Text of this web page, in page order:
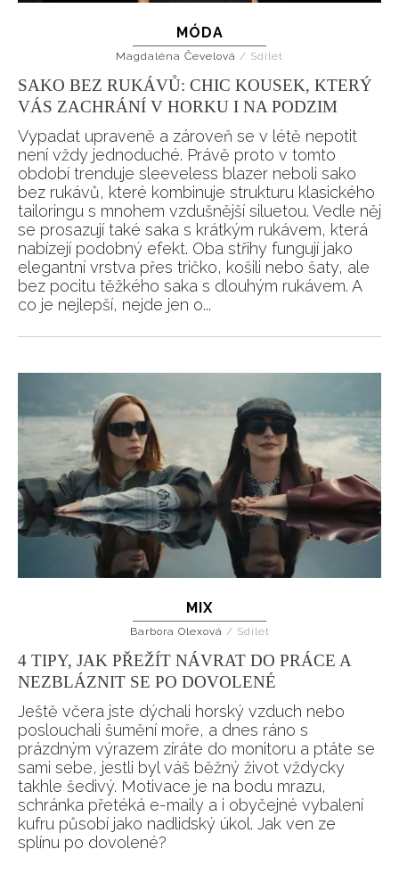
MÓDA
Magdaléna Čevelová / Sdílet
SAKO BEZ RUKÁVŮ: CHIC KOUSEK, KTERÝ
VÁS ZACHRÁNÍ V HORKU I NA PODZIM
Vypadat upraveně a zároveň se v létě nepotit
není vždy jednoduché. Právě proto v tomto
období trenduje sleeveless blazer neboli sako
bez rukávů, které kombinuje strukturu klasického
tailoringu s mnohem vzdušnější siluetou. Vedle něj
se prosazují také saka s krátkým rukávem, která
nabízejí podobný efekt. Oba střihy fungují jako
elegantní vrstva přes tričko, košili nebo šaty, ale
bez pocitu těžkého saka s dlouhým rukávem. A
co je nejlepší, nejde jen o...
MIX
Barbora Olexová / Sdílet
4 TIPY, JAK PŘEŽÍT NÁVRAT DO PRÁCE A
NEZBLÁZNIT SE PO DOVOLENÉ
Ještě včera jste dýchali horský vzduch nebo
poslouchali šumění moře, a dnes ráno s
prázdným výrazem zíráte do monitoru a ptáte se
sami sebe, jestli byl váš běžný život vždycky
takhle šedivý. Motivace je na bodu mrazu,
schránka přetéká e-maily a i obyčejné vybalení
kufru působí jako nadlidský úkol. Jak ven ze
splínu po dovolené?